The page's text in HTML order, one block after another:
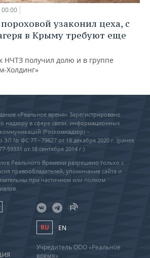
00:00
узаконил цеха, с
в Крыму требуют еще
НЧТЗ получил долю и в группе
Холдинг»
«Реальное время» Зарегистрировано
надзору в сфере связи, информационных
(Роскомнадзор) –
№ ФС 77 - 79627 от 18 декабря 2020 г. (ранее
59331 от 18 сентября 2014 г.)
Реального Времени разрешено только с
правообладателей, упоминание сайта и
при частичном или полном
RU EN
Учредитель ООО «Реальное
время»